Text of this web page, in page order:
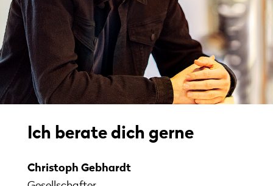
Ich berate dich gerne
Christoph Gebhardt